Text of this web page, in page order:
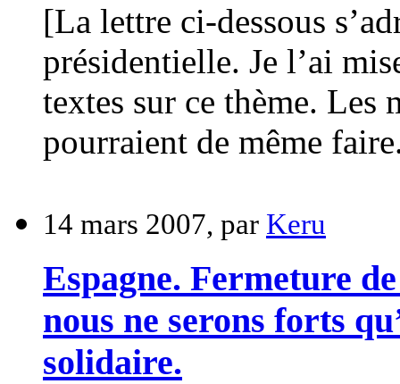
[La lettre ci-dessous
présidentielle. Je l’ai
textes sur ce thème. Les
pourraient de même
14 mars 2007, par Keru
Espagne. Fermeture
nous ne serons forts
solidaire.